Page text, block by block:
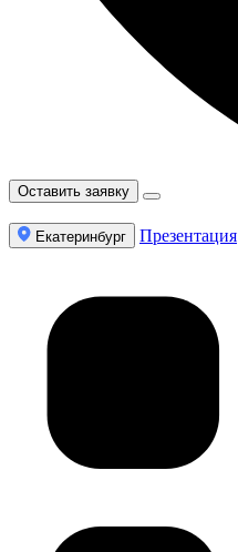
Оставить заявку
Екатеринбург Презентация